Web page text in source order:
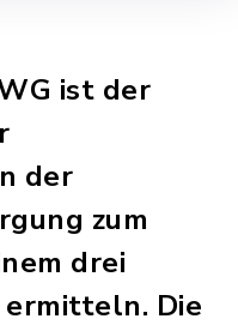
ist der
der
zum
drei
ermitteln. Die